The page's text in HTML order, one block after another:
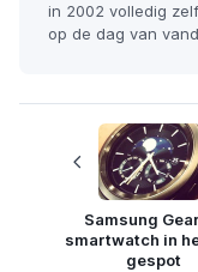
in 2002 volledig
op de dag van
Samsung
smartwatch in
gespot